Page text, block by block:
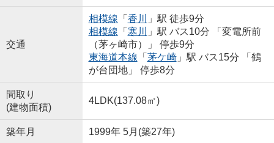
交通
相模線 「 香川
」駅 徒歩9分
相模線 「 寒川
」駅 バス10分 「変電所前
（茅ヶ崎市）」 停歩9分
東海道本線 「 茅ケ崎」駅 バス15分 「鶴
が台団地」 停歩8分
間取り
(建物面積)
4LDK(137.08㎡)
築年月 1999年 5月(築27年)